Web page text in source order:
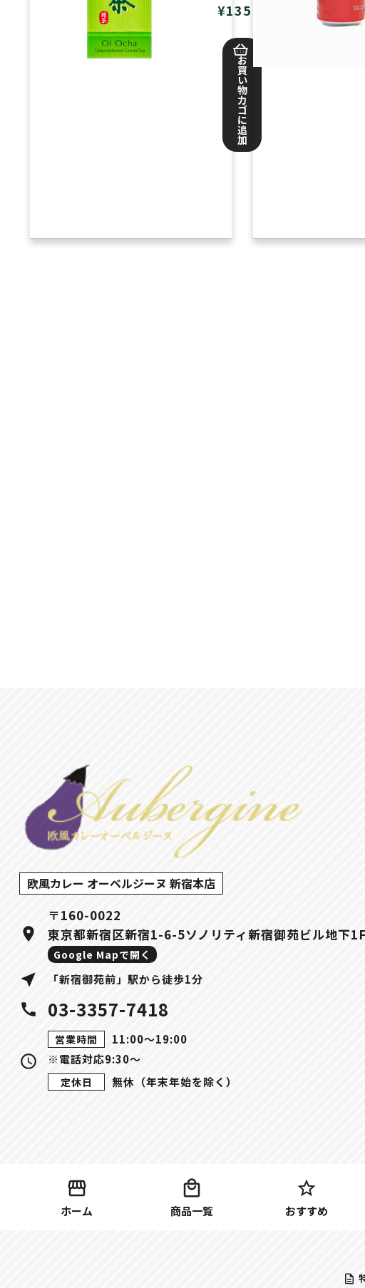
¥135
お
買
い
物
カ
ゴ
に
追
加
欧風カレー オーベルジーヌ 新宿本店
location_on
〒160-0022
東京都新宿区新宿1-6-5ソノリティ新宿御苑ビル地下1F
Google Mapで開く
near_me 「新宿御苑前」駅から徒歩1分
call 03-3357-7418
query_builder
営業時間
11:00〜19:00
※電話対応9:30～
定休日 無休（年末年始を除く）
ホーム 商品一覧 おすすめ